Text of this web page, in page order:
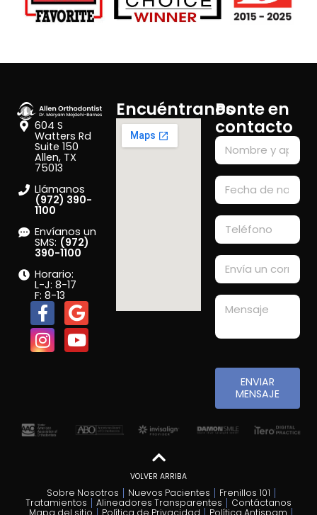
604 S
Watters Rd
Suite 150
Allen, TX
75013
Llámanos
(972) 390-
1100
Envíanos un
SMS: (972)
390-1100
Horario:
L-J: 8-17
F: 8-13
EncuéntranosPonte en
contacto
ENVIAR
MENSAJE
VOLVER ARRIBA
Sobre Nosotros Nuevos Pacientes
Frenillos 101
Tratamientos
Alineadores Transparentes
Contáctanos
Mapa del sitio
Política de Privacidad Política Antispam